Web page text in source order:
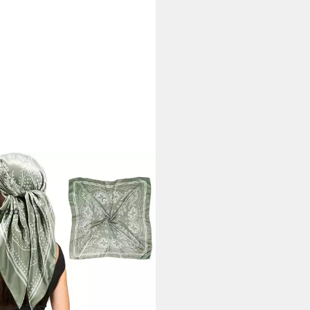
90x90cm Kopftuch
Haartuch für Damen
(3)
€ 33,51 €
in 2 Wochen
+8